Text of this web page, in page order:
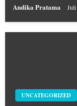
Andika Pratama
UNCATEGORIZED